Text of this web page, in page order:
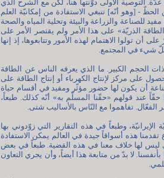
التوصية الأولى دوّنتها هنا، لكن مع الشرح الذي
- [وهو أنّه] تنبغي الاستفادة من إمكانيّة العلم
للصناعة والزراعة والبيئة وتحلية المياه والصحة
الذريّة» على هذا الأمر ولم يقتصر الأمر على
أن تولوا الاهتمام لهذه الأمور وتتابعوها، إذ إنها
وكلّ شيء في المجتمع.
الحجم الكبير. ما الذي يعرفه الناس عن الطاقة
على مركز لإنتاج الكهرباء أو إنتاج الطاقة على
أن يكون لها حضور مؤثّر ومفيد في أقسام حياة
حقّاً عند قولهم «حقّنا المسلّم به» أنّه كذلك. طبعاً،
الفعّال. تفاهموا مع النّاس بالأساليب شتى.
وطبعاً في هذه التقارير التي زوّدوني بها
تقدمنا هذه أسواقاً جيدة في العالم يمكن الاستفادة
ليس لها خلاف معنا في هذه القضية. طبعاً في بعض
لا بدّ من متابعة هذا أيضاً، وأن يجري التعاون